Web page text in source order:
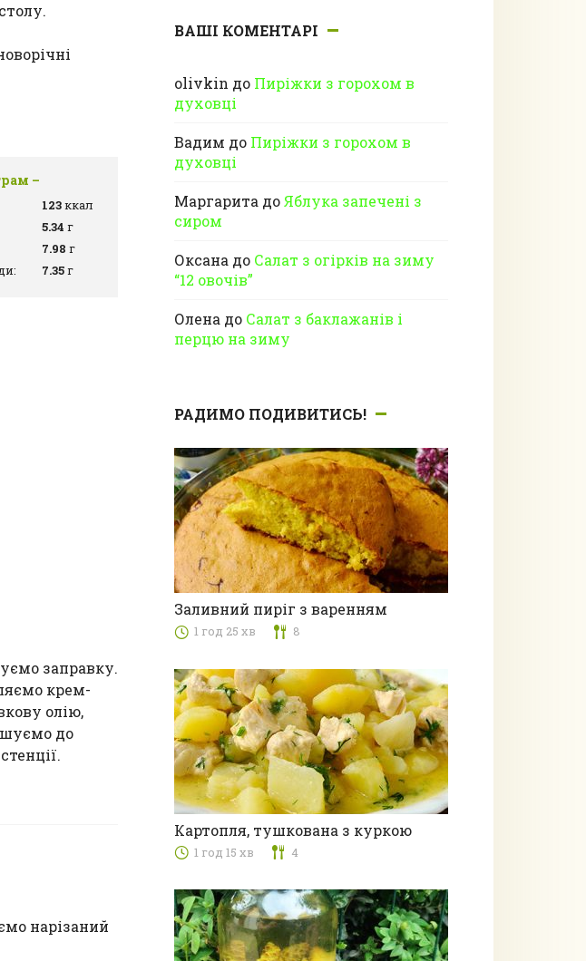
–
123ккал
5.34 г
7.98 г
7.35г
заправку.
крем-
олію,
до
нарізаний
ВАШІ КОМЕНТАРІ
olivkin до Пиріжки з горохом в
духовці
Вадим до Пиріжки з горохом в
духовці
Маргарита доЯблука запечені з
сиром
Оксана до Салат з огірків на зиму
“12 овочів”
Олена до Салат з баклажанів і
перцю на зиму
РАДИМО ПОДИВИТИСЬ!
Випічка
Заливний пиріг з варенням
1 год 25 хв 8
з м'ясом та субпродуктами
Картопля, тушкована з куркою
1 год 15 хв 4